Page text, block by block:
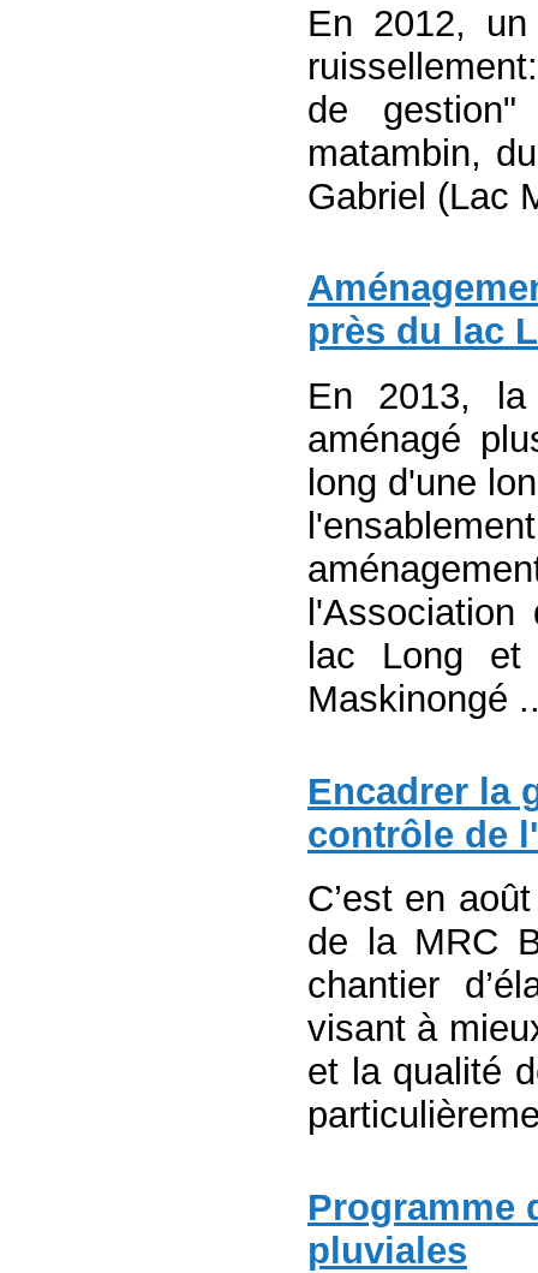
En 2012,
de
matambin,
Gabriel (Lac
près du lac
En 2013, la
aménagé
long d'une
lac Long et
Maskinongé
Encadrer la
contrôle de
C’est en
de la MRC
chantier
visant à
et la qualité
Programme
pluviales